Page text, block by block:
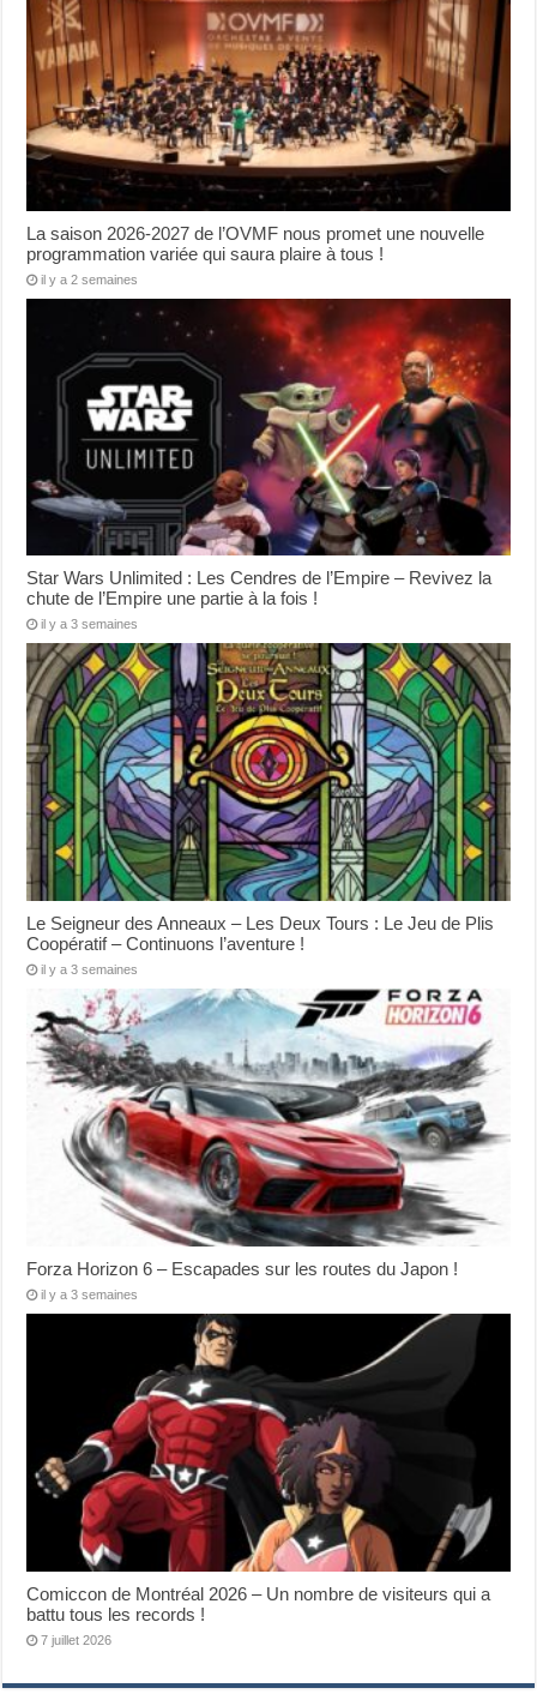
La saison 2026-2027 de l’OVMF nous promet une nouvelle
programmation variée qui saura plaire à tous !
il y a 2 semaines
Star Wars Unlimited : Les Cendres de l’Empire – Revivez la
chute de l’Empire une partie à la fois !
il y a 3 semaines
Le Seigneur des Anneaux – Les Deux Tours : Le Jeu de Plis
Coopératif – Continuons l’aventure !
il y a 3 semaines
Forza Horizon 6 – Escapades sur les routes du Japon !
il y a 3 semaines
Comiccon de Montréal 2026 – Un nombre de visiteurs qui a
battu tous les records !
7 juillet 2026